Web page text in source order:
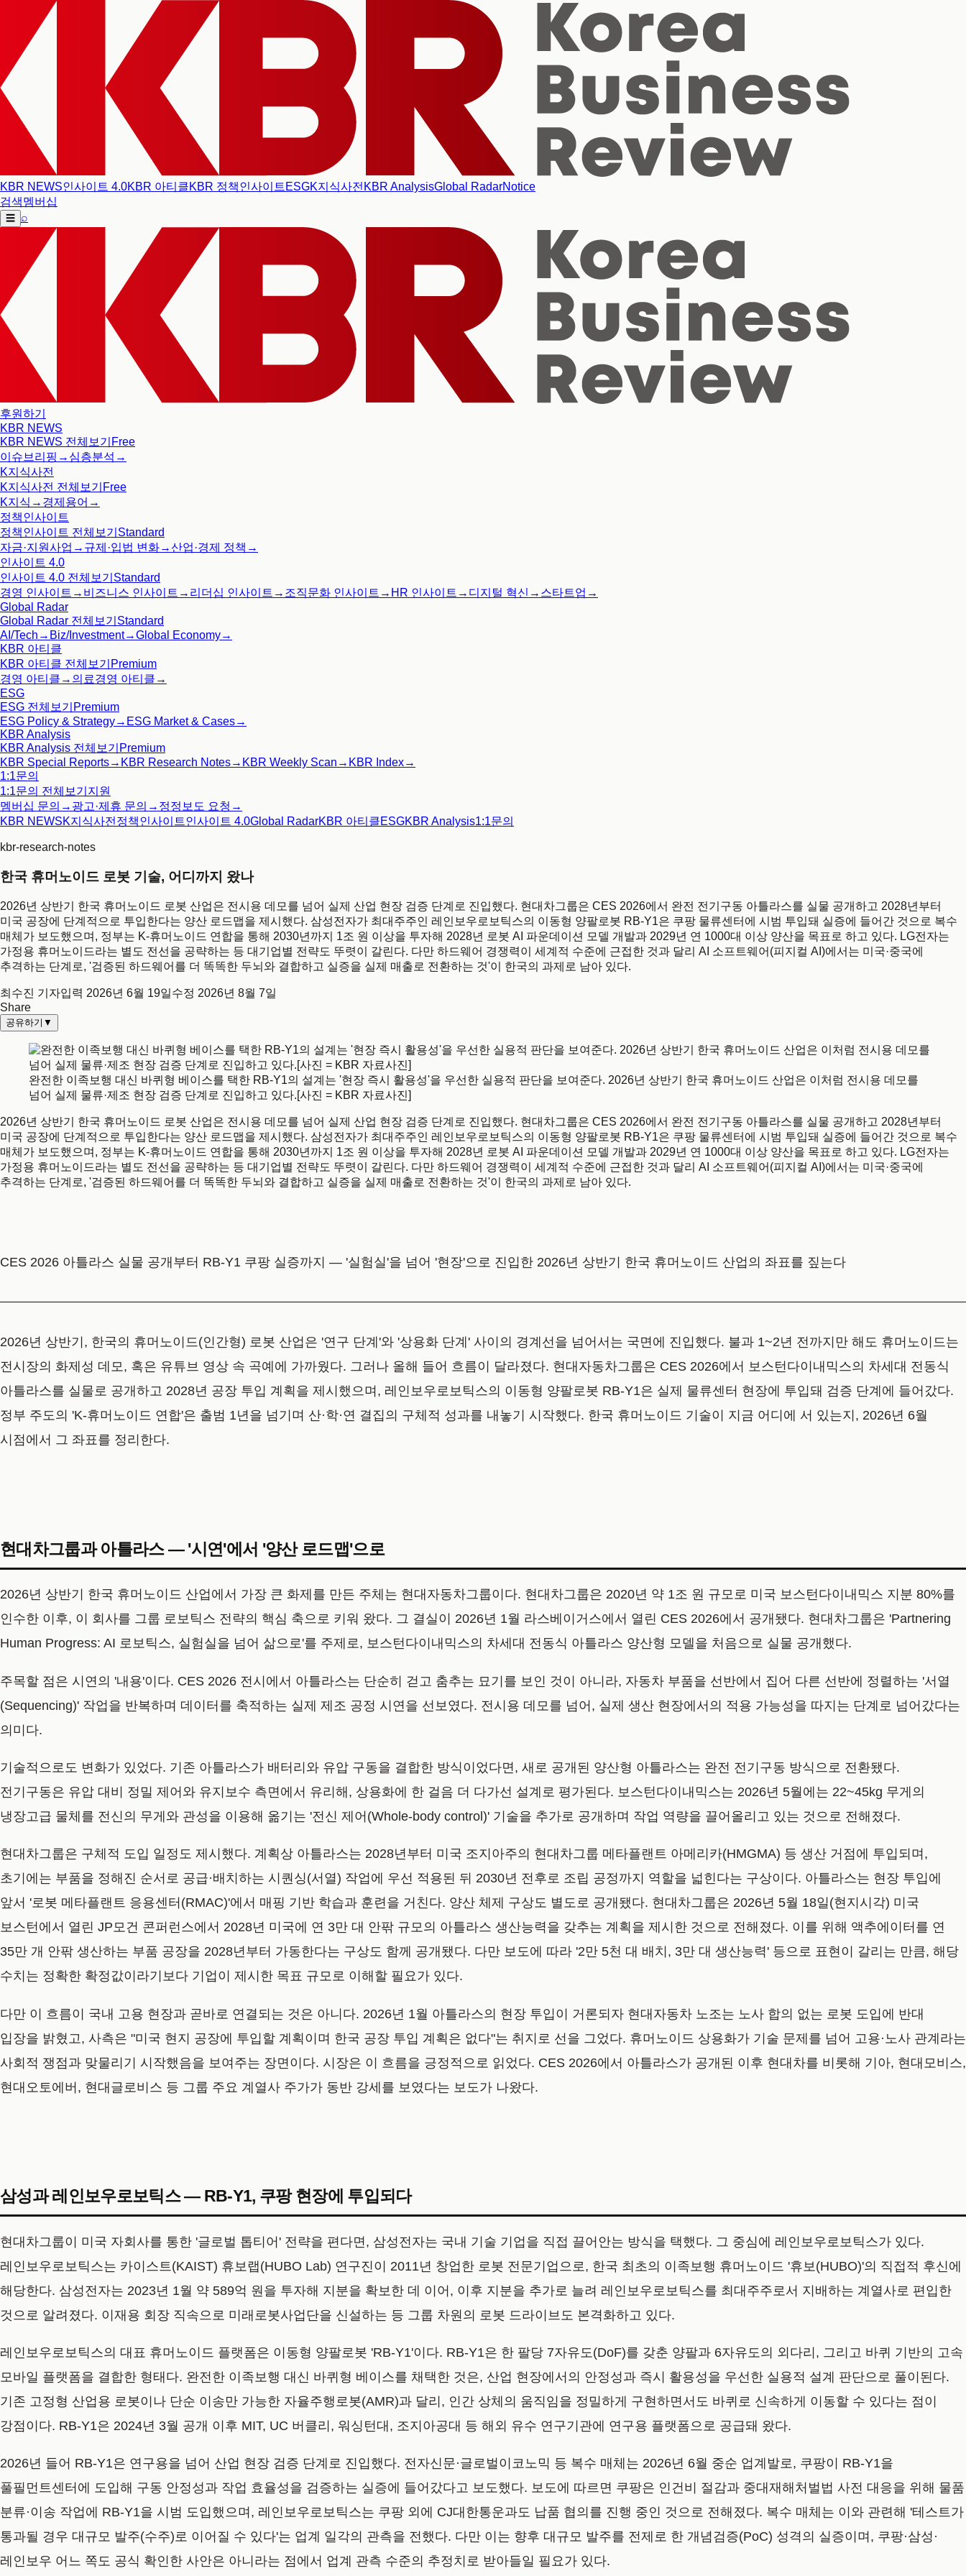
KBR NEWS인사이트 4.0KBR 아티클KBR 정책인사이트 ESGK지식사전 KBR AnalysisGlobal RadarNotice
검색멤버십
☰ ⌕
후원하기
KBR NEWS
KBR NEWS 전체보기 Free
이슈브리핑 → 심층분석 →
K지식사전
K지식사전 전체보기 Free
K지식 → 경제용어 →
정책인사이트
정책인사이트 전체보기 Standard
자금·지원사업 → 규제·입법 변화→산업·경제 정책 →
인사이트 4.0
인사이트 4.0 전체보기 Standard
경영 인사이트 → 비즈니스 인사이트 → 리더십 인사이트 → 조직문화 인사이트 → HR 인사이트 → 디지털 혁신 → 스타트업 →
Global Radar
Global Radar 전체보기 Standard
AI/Tech → Biz/Investment→Global Economy→
KBR 아티클
KBR 아티클 전체보기 Premium
경영 아티클 → 의료경영 아티클 →
ESG
ESG 전체보기 Premium
ESG Policy & Strategy→ ESG Market & Cases→
KBR Analysis
KBR Analysis 전체보기 Premium
KBR Special Reports→ KBR Research Notes→ KBR Weekly Scan → KBR Index→
1:1문의
1:1문의 전체보기 지원
멤버십 문의 → 광고·제휴 문의 → 정정보도 요청 →
KBR NEWSK지식사전 정책인사이트인사이트 4.0Global RadarKBR 아티클ESGKBR Analysis1:1문의
kbr-research-notes
한국 휴머노이드 로봇 기술, 어디까지 왔나
2026년 상반기 한국 휴머노이드 로봇 산업은 전시용 데모를 넘어 실제 산업 현장 검증 단계로 진입했다. 현대차그룹은 CES 2026에서 완전 전기구동 아틀라스를 실물 공개하고 2028년부터
미국 공장에 단계적으로 투입한다는 양산 로드맵을 제시했다. 삼성전자가 최대주주인 레인보우로보틱스의 이동형 양팔로봇 RB-Y1은 쿠팡 물류센터에 시범 투입돼 실증에 들어간 것으로 복수
매체가 보도했으며, 정부는 K-휴머노이드 연합을 통해 2030년까지 1조 원 이상을 투자해 2028년 로봇 AI 파운데이션 모델 개발과 2029년 연 1000대 이상 양산을 목표로 하고 있다. LG전자는
가정용 휴머노이드라는 별도 전선을 공략하는 등 대기업별 전략도 뚜렷이 갈린다. 다만 하드웨어 경쟁력이 세계적 수준에 근접한 것과 달리 AI 소프트웨어(피지컬 AI)에서는 미국·중국에
추격하는 단계로, '검증된 하드웨어를 더 똑똑한 두뇌와 결합하고 실증을 실제 매출로 전환하는 것'이 한국의 과제로 남아 있다.
최수진 기자입력 2026년 6월 19일수정 2026년 8월 7일
Share
공유하기 ▼
완전한 이족보행 대신 바퀴형 베이스를 택한 RB-Y1의 설계는 '현장 즉시 활용성'을 우선한 실용적 판단을 보여준다. 2026년 상반기 한국 휴머노이드 산업은 이처럼 전시용 데모를
넘어 실제 물류·제조 현장 검증 단계로 진입하고 있다.[사진 = KBR 자료사진]
2026년 상반기 한국 휴머노이드 로봇 산업은 전시용 데모를 넘어 실제 산업 현장 검증 단계로 진입했다. 현대차그룹은 CES 2026에서 완전 전기구동 아틀라스를 실물 공개하고 2028년부터
미국 공장에 단계적으로 투입한다는 양산 로드맵을 제시했다. 삼성전자가 최대주주인 레인보우로보틱스의 이동형 양팔로봇 RB-Y1은 쿠팡 물류센터에 시범 투입돼 실증에 들어간 것으로 복수
매체가 보도했으며, 정부는 K-휴머노이드 연합을 통해 2030년까지 1조 원 이상을 투자해 2028년 로봇 AI 파운데이션 모델 개발과 2029년 연 1000대 이상 양산을 목표로 하고 있다. LG전자는
가정용 휴머노이드라는 별도 전선을 공략하는 등 대기업별 전략도 뚜렷이 갈린다. 다만 하드웨어 경쟁력이 세계적 수준에 근접한 것과 달리 AI 소프트웨어(피지컬 AI)에서는 미국·중국에
추격하는 단계로, '검증된 하드웨어를 더 똑똑한 두뇌와 결합하고 실증을 실제 매출로 전환하는 것'이 한국의 과제로 남아 있다.
CES 2026 아틀라스 실물 공개부터 RB-Y1 쿠팡 실증까지 — '실험실'을 넘어 '현장'으로 진입한 2026년 상반기 한국 휴머노이드 산업의 좌표를 짚는다
2026년 상반기, 한국의 휴머노이드(인간형) 로봇 산업은 '연구 단계'와 '상용화 단계' 사이의 경계선을 넘어서는 국면에 진입했다. 불과 1~2년 전까지만 해도 휴머노이드는
전시장의 화제성 데모, 혹은 유튜브 영상 속 곡예에 가까웠다. 그러나 올해 들어 흐름이 달라졌다. 현대자동차그룹은 CES 2026에서 보스턴다이내믹스의 차세대 전동식
아틀라스를 실물로 공개하고 2028년 공장 투입 계획을 제시했으며, 레인보우로보틱스의 이동형 양팔로봇 RB-Y1은 실제 물류센터 현장에 투입돼 검증 단계에 들어갔다.
정부 주도의 'K-휴머노이드 연합'은 출범 1년을 넘기며 산·학·연 결집의 구체적 성과를 내놓기 시작했다. 한국 휴머노이드 기술이 지금 어디에 서 있는지, 2026년 6월
시점에서 그 좌표를 정리한다.
현대차그룹과 아틀라스 — '시연'에서 '양산 로드맵'으로
2026년 상반기 한국 휴머노이드 산업에서 가장 큰 화제를 만든 주체는 현대자동차그룹이다. 현대차그룹은 2020년 약 1조 원 규모로 미국 보스턴다이내믹스 지분 80%를
인수한 이후, 이 회사를 그룹 로보틱스 전략의 핵심 축으로 키워 왔다. 그 결실이 2026년 1월 라스베이거스에서 열린 CES 2026에서 공개됐다. 현대차그룹은 'Partnering
Human Progress: AI 로보틱스, 실험실을 넘어 삶으로'를 주제로, 보스턴다이내믹스의 차세대 전동식 아틀라스 양산형 모델을 처음으로 실물 공개했다.
주목할 점은 시연의 '내용'이다. CES 2026 전시에서 아틀라스는 단순히 걷고 춤추는 묘기를 보인 것이 아니라, 자동차 부품을 선반에서 집어 다른 선반에 정렬하는 '서열
(Sequencing)' 작업을 반복하며 데이터를 축적하는 실제 제조 공정 시연을 선보였다. 전시용 데모를 넘어, 실제 생산 현장에서의 적용 가능성을 따지는 단계로 넘어갔다는
의미다.
기술적으로도 변화가 있었다. 기존 아틀라스가 배터리와 유압 구동을 결합한 방식이었다면, 새로 공개된 양산형 아틀라스는 완전 전기구동 방식으로 전환됐다.
전기구동은 유압 대비 정밀 제어와 유지보수 측면에서 유리해, 상용화에 한 걸음 더 다가선 설계로 평가된다. 보스턴다이내믹스는 2026년 5월에는 22~45kg 무게의
냉장고급 물체를 전신의 무게와 관성을 이용해 옮기는 '전신 제어(Whole-body control)' 기술을 추가로 공개하며 작업 역량을 끌어올리고 있는 것으로 전해졌다.
현대차그룹은 구체적 도입 일정도 제시했다. 계획상 아틀라스는 2028년부터 미국 조지아주의 현대차그룹 메타플랜트 아메리카(HMGMA) 등 생산 거점에 투입되며,
초기에는 부품을 정해진 순서로 공급·배치하는 시퀀싱(서열) 작업에 우선 적용된 뒤 2030년 전후로 조립 공정까지 역할을 넓힌다는 구상이다. 아틀라스는 현장 투입에
앞서 '로봇 메타플랜트 응용센터(RMAC)'에서 매핑 기반 학습과 훈련을 거친다. 양산 체제 구상도 별도로 공개됐다. 현대차그룹은 2026년 5월 18일(현지시각) 미국
보스턴에서 열린 JP모건 콘퍼런스에서 2028년 미국에 연 3만 대 안팎 규모의 아틀라스 생산능력을 갖추는 계획을 제시한 것으로 전해졌다. 이를 위해 액추에이터를 연
35만 개 안팎 생산하는 부품 공장을 2028년부터 가동한다는 구상도 함께 공개됐다. 다만 보도에 따라 '2만 5천 대 배치, 3만 대 생산능력' 등으로 표현이 갈리는 만큼, 해당
수치는 정확한 확정값이라기보다 기업이 제시한 목표 규모로 이해할 필요가 있다.
다만 이 흐름이 국내 고용 현장과 곧바로 연결되는 것은 아니다. 2026년 1월 아틀라스의 현장 투입이 거론되자 현대자동차 노조는 노사 합의 없는 로봇 도입에 반대
입장을 밝혔고, 사측은 "미국 현지 공장에 투입할 계획이며 한국 공장 투입 계획은 없다"는 취지로 선을 그었다. 휴머노이드 상용화가 기술 문제를 넘어 고용·노사 관계라는
사회적 쟁점과 맞물리기 시작했음을 보여주는 장면이다. 시장은 이 흐름을 긍정적으로 읽었다. CES 2026에서 아틀라스가 공개된 이후 현대차를 비롯해 기아, 현대모비스,
현대오토에버, 현대글로비스 등 그룹 주요 계열사 주가가 동반 강세를 보였다는 보도가 나왔다.
삼성과 레인보우로보틱스 — RB-Y1, 쿠팡 현장에 투입되다
현대차그룹이 미국 자회사를 통한 '글로벌 톱티어' 전략을 편다면, 삼성전자는 국내 기술 기업을 직접 끌어안는 방식을 택했다. 그 중심에 레인보우로보틱스가 있다.
레인보우로보틱스는 카이스트(KAIST) 휴보랩(HUBO Lab) 연구진이 2011년 창업한 로봇 전문기업으로, 한국 최초의 이족보행 휴머노이드 '휴보(HUBO)'의 직접적 후신에
해당한다. 삼성전자는 2023년 1월 약 589억 원을 투자해 지분을 확보한 데 이어, 이후 지분을 추가로 늘려 레인보우로보틱스를 최대주주로서 지배하는 계열사로 편입한
것으로 알려졌다. 이재용 회장 직속으로 미래로봇사업단을 신설하는 등 그룹 차원의 로봇 드라이브도 본격화하고 있다.
레인보우로보틱스의 대표 휴머노이드 플랫폼은 이동형 양팔로봇 'RB-Y1'이다. RB-Y1은 한 팔당 7자유도(DoF)를 갖춘 양팔과 6자유도의 외다리, 그리고 바퀴 기반의 고속
모바일 플랫폼을 결합한 형태다. 완전한 이족보행 대신 바퀴형 베이스를 채택한 것은, 산업 현장에서의 안정성과 즉시 활용성을 우선한 실용적 설계 판단으로 풀이된다.
기존 고정형 산업용 로봇이나 단순 이송만 가능한 자율주행로봇(AMR)과 달리, 인간 상체의 움직임을 정밀하게 구현하면서도 바퀴로 신속하게 이동할 수 있다는 점이
강점이다. RB-Y1은 2024년 3월 공개 이후 MIT, UC 버클리, 워싱턴대, 조지아공대 등 해외 유수 연구기관에 연구용 플랫폼으로 공급돼 왔다.
2026년 들어 RB-Y1은 연구용을 넘어 산업 현장 검증 단계로 진입했다. 전자신문·글로벌이코노믹 등 복수 매체는 2026년 6월 중순 업계발로, 쿠팡이 RB-Y1을
풀필먼트센터에 도입해 구동 안정성과 작업 효율성을 검증하는 실증에 들어갔다고 보도했다. 보도에 따르면 쿠팡은 인건비 절감과 중대재해처벌법 사전 대응을 위해 물품
분류·이송 작업에 RB-Y1을 시범 도입했으며, 레인보우로보틱스는 쿠팡 외에 CJ대한통운과도 납품 협의를 진행 중인 것으로 전해졌다. 복수 매체는 이와 관련해 '테스트가
통과될 경우 대규모 발주(수주)로 이어질 수 있다'는 업계 일각의 관측을 전했다. 다만 이는 향후 대규모 발주를 전제로 한 개념검증(PoC) 성격의 실증이며, 쿠팡·삼성·
레인보우 어느 쪽도 공식 확인한 사안은 아니라는 점에서 업계 관측 수준의 추정치로 받아들일 필요가 있다.